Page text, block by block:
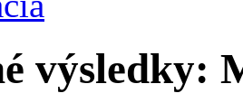
výsledky: